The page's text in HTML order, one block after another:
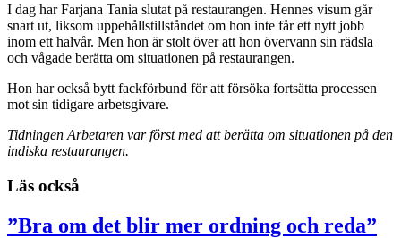
I dag har Farjana Tania slutat på restaurangen. Hennes visum går
snart ut, liksom uppehållstillståndet om hon inte får ett nytt jobb
inom ett halvår. Men hon är stolt över att hon övervann sin rädsla
och vågade berätta om situationen på restaurangen.
Hon har också bytt fackförbund för att försöka fortsätta processen
mot sin tidigare arbetsgivare.
Tidningen Arbetaren var först med att berätta om situationen på den
indiska restaurangen.
Läs också
”Bra om det blir mer ordning och reda”